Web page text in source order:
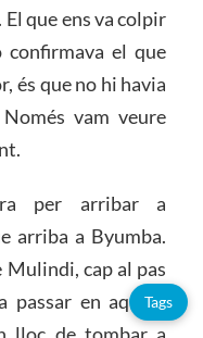
El que ens va colpir
confirmava el que
és que no hi havia
vam veure
per arribar a
arriba a Byumba.
cap al pas
passar en aquest
Tags